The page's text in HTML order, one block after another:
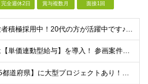
完全週休2日 賞与複数月 面接1回
《未経験者積極採用中！20代の方が活躍中です♪》 ◎約4割が実務未経験入社！ ■学歴・職歴は一切問いません！ ■第二新卒の方もお気軽にご相談ください♪ ■入社してから数年は、転勤の可能性があります
当社では【単価連動型給与】を導入！ 参画案件の契約単価に連動して給与が決定。 還元率は単価の【70％～80％】と東証プライム上場グループとして高水準です！（社会保険料・教育コスト含む） ■関東：月給
【全国45都道府県】に大型プロジェクトあり！※ 四国・沖縄を除く 主要勤務地： 北海道/宮城県/栃木県/埼玉県/千葉県/東京都/神奈川県/愛知県/大阪府/京都府/兵庫県/広島県/福岡県/熊本県 ※勤